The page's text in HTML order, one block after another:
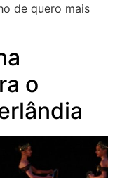
de quero mais
o